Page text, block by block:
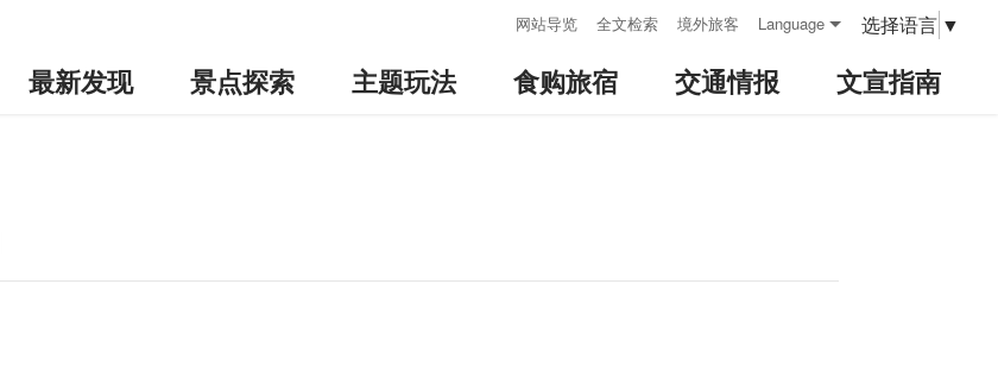
网站导览 全文检索 境外旅客 Language 选择语言 ▼
最新发现 景点探索 主题玩法 食购旅宿 交通情报 文宣指南